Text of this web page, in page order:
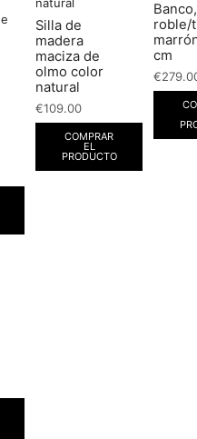
Silla de
madera
maciza de
olmo color
natural
€109.00
COMPRAR
EL
PRODUCTO
roble/
cm
€